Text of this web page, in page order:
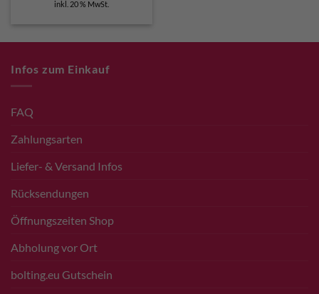
war:
inkl. 20 % MwSt.
Infos zum Einkauf
FAQ
Zahlungsarten
Liefer- & Versand Infos
Rücksendungen
Öffnungszeiten Shop
Abholung vor Ort
bolting.eu Gutschein